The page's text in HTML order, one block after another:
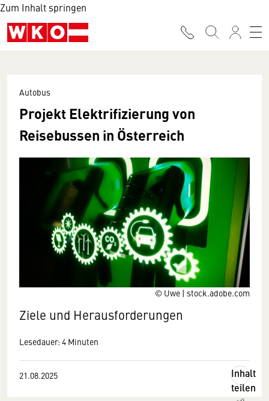
Zum Inhalt springen
© Uwe | stock.adobe.com
Autobus
Projekt Elektrifizierung von
Reisebussen in Österreich
Ziele und Herausforderungen
Lesedauer: 4 Minuten
21.08.2025
Inhalt
teilen